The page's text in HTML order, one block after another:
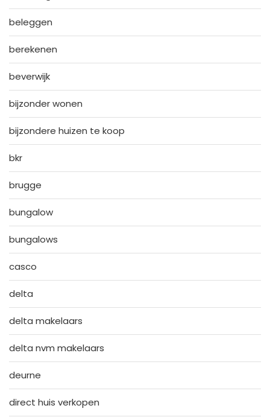
beleggen
berekenen
beverwijk
bijzonder wonen
bijzondere huizen te koop
bkr
brugge
bungalow
bungalows
casco
delta
delta makelaars
delta nvm makelaars
deurne
direct huis verkopen